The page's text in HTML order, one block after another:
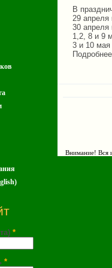
*
*
В
29 апреля
30 апреля
1,2, 8 и 9
3 и 10 мая
Внимание! Вся